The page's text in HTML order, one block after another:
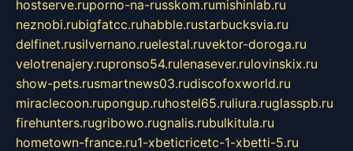
hostserve.ruporno-na-russkom.rumishinlab.ru
neznobi.rubigfatcc.ruhabble.rustarbucksvia.ru
delfinet.rusilvernano.ruelestal.ruvektor-doroga.ru
velotrenajery.rupronso54.rulenasever.rulovinskix.ru
show-pets.rusmartnews03.rudiscofoxworld.ru
miraclecoon.rupongup.ruhostel65.ruliura.ruglasspb.ru
firehunters.rugribowo.rugnalis.rubulkitula.ru
hometown-france.ru1-xbeticricetc-1-xbetti-5.ru